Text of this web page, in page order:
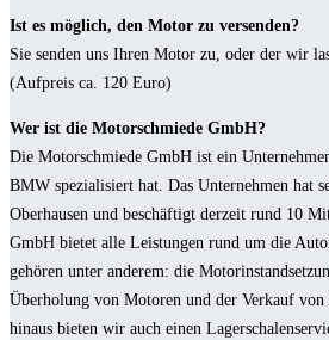
Ist es möglich, den Motor zu versenden?
Sie senden uns Ihren Motor zu, oder der wir
(Aufpreis ca. 120 Euro)
Wer ist die Motorschmiede GmbH?
Die Motorschmiede GmbH ist ein
BMW spezialisiert hat. Das Unternehmen hat
Oberhausen und beschäftigt derzeit rund 10
GmbH bietet alle Leistungen rund um die
gehören unter anderem: die
Überholung von Motoren und der Verkauf von
hinaus bieten wir auch einen